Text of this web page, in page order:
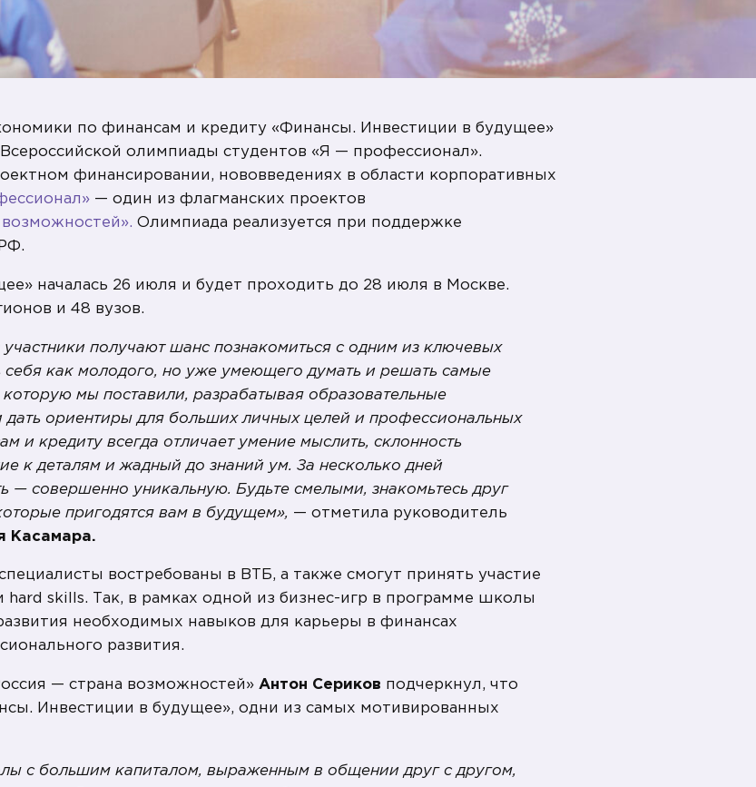
по финансам и кредиту «Финансы. Инвестиции в будущее»
олимпиады студентов «Я — профессионал».
финансировании, нововведениях в области корпоративных
— один из флагманских проектов
Олимпиада реализуется при поддержке
началась 26 июля и будет проходить до 28 июля в Москве.
и 48 вузов.
получают шанс познакомиться с одним из ключевых
себя как молодого, но уже умеющего думать и решать самые
которую мы поставили, разрабатывая образовательные
ориентиры для больших личных целей и профессиональных
и кредиту всегда отличает умение мыслить, склонность
к деталям и жадный до знаний ум. За несколько дней
— совершенно уникальную. Будьте смелыми, знакомьтесь друг
пригодятся вам в будущем», — отметила руководитель
Касамара.
востребованы в ВТБ, а также смогут принять участие
hard skills. Так, в рамках одной из бизнес-игр в программе школы
необходимых навыков для карьеры в финансах
развития.
— страна возможностей» Антон Сериков подчеркнул, что
Инвестиции в будущее», одни из самых мотивированных
с большим капиталом, выраженным в общении друг с другом,